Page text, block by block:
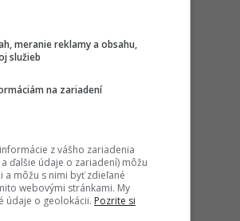
meranie reklamy a obsahu,
služieb
na zariadení
z vášho zariadenia
ďalšie údaje o zariadení) môžu
môžu s nimi byť zdieľané
webovými stránkami. My
údaje o geolokácii. Pozrite si